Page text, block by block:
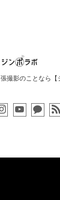
撮影のことなら【